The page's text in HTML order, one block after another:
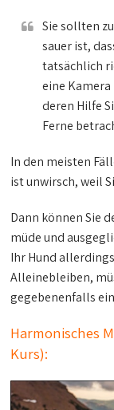
Sie sollten
sauer ist,
tatsächlich
eine Kamera
deren Hilfe
Ferne
In den meisten
ist unwirsch, weil
Dann können Sie
müde und
Ihr Hund
Alleinebleiben,
gegebenenfalls
Harmonisches
Kurs):